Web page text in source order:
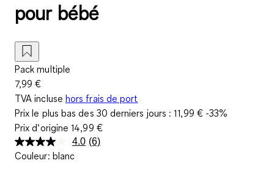
pour bébé
Pack multiple
7,99 €
TVA incluse hors frais de port
Prix le plus bas des 30 derniers jours :11,99 €-33%
Prix d‘origine14,99 €
4.0 Lire
(6)
Couleur: blanc